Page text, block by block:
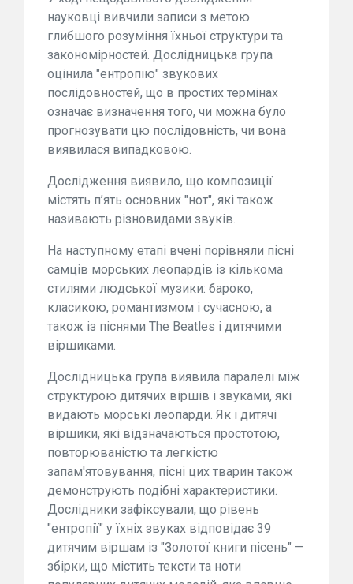
науковці вивчили записи з метою
глибшого розуміння їхньої структури та
закономірностей. Дослідницька група
оцінила "ентропію" звукових
послідовностей, що в простих термінах
означає визначення того, чи можна було
прогнозувати цю послідовність, чи вона
виявилася випадковою.
Дослідження виявило, що композиції
містять п’ять основних "нот", які також
називають різновидами звуків.
На наступному етапі вчені порівняли пісні
самців морських леопардів із кількома
стилями людської музики: бароко,
класикою, романтизмом і сучасною, а
також із піснями The Beatles і дитячими
віршиками.
Дослідницька група виявила паралелі між
структурою дитячих віршів і звуками, які
видають морські леопарди. Як і дитячі
віршики, які відзначаються простотою,
повторюваністю та легкістю
запам'ятовування, пісні цих тварин також
демонструють подібні характеристики.
Дослідники зафіксували, що рівень
"ентропії" у їхніх звуках відповідає 39
дитячим віршам із "Золотої книги пісень" —
збірки, що містить тексти та ноти